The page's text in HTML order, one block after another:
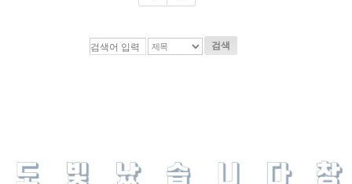
검색